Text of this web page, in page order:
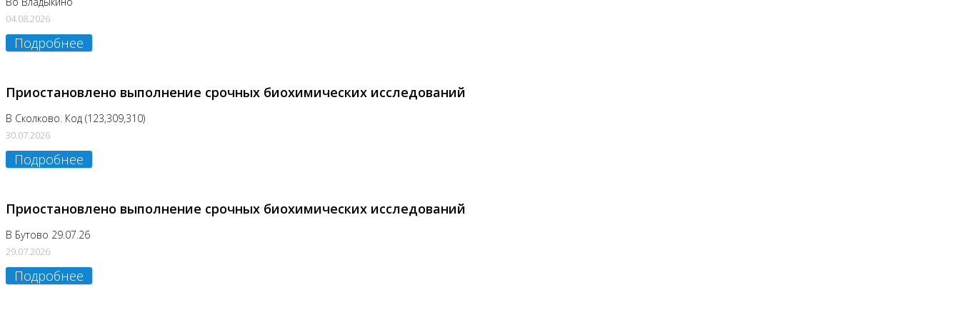
04.08.2026
Подробнее
Приостановлено выполнение срочных биохимических исследований
В Сколково. Код (123,309,310)
30.07.2026
Подробнее
Приостановлено выполнение срочных биохимических исследований
В Бутово 29.07.26
29.07.2026
Подробнее